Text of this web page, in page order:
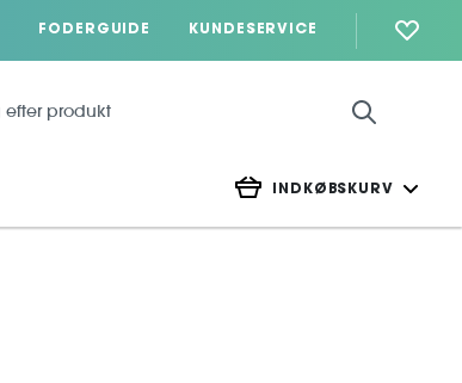
FODERGUIDE KUNDESERVICE
INDKØBSKURV